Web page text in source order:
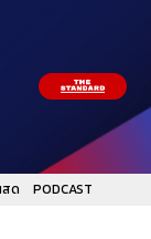
สด
PODCAST